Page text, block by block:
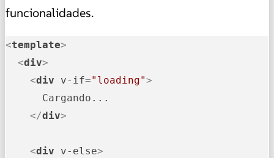
funcionalidades.
<template>
<div>
<div v-if="loading">
      Cargando...
</div>
<div v-else>